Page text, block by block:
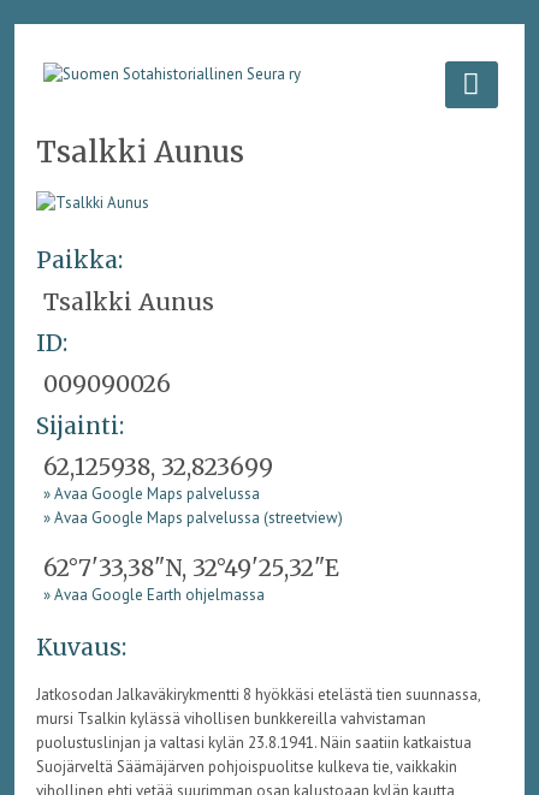
Tsalkki Aunus
Paikka:
Tsalkki Aunus
ID:
009090026
Sijainti:
62,125938, 32,823699
» Avaa Google Maps palvelussa
» Avaa Google Maps palvelussa (streetview)
62°7'33,38"N, 32°49'25,32"E
» Avaa Google Earth ohjelmassa
Kuvaus:
Jatkosodan Jalkaväkirykmentti 8 hyökkäsi etelästä tien suunnassa,
mursi Tsalkin kylässä vihollisen bunkkereilla vahvistaman
puolustuslinjan ja valtasi kylän 23.8.1941. Näin saatiin katkaistua
Suojärveltä Säämäjärven pohjoispuolitse kulkeva tie, vaikkakin